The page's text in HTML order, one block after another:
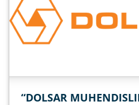
“DOLSAR